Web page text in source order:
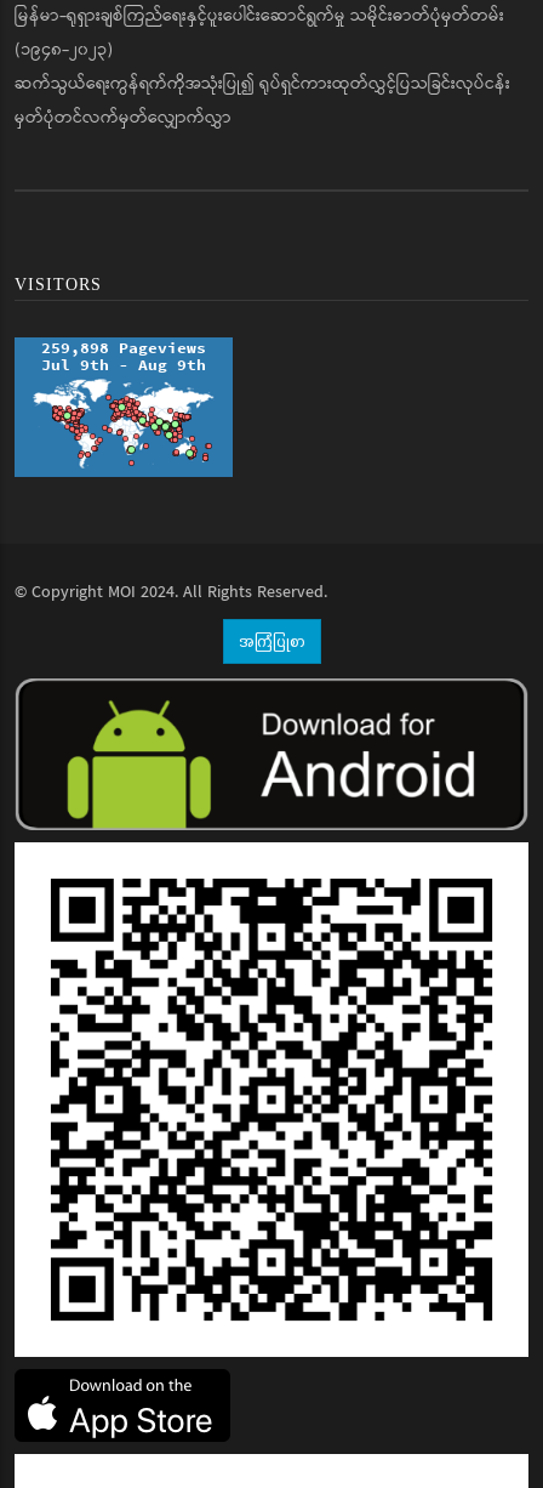
မြန်မာ-ရုရှားချစ်ကြည်ရေးနှင့်ပူးပေါင်းဆောင်ရွက်မှု သမိုင်းဓာတ်ပုံမှတ်တမ်း
(၁၉၄၈-၂၀၂၃)
ဆက်သွယ်ရေးကွန်ရက်ကိုအသုံးပြု၍ ရုပ်ရှင်ကားထုတ်လွှင့်ပြသခြင်းလုပ်ငန်း
မှတ်ပုံတင်လက်မှတ်လျှောက်လွှာ
VISITORS
© Copyright MOI 2024. All Rights Reserved.
အကြံပြုစာ